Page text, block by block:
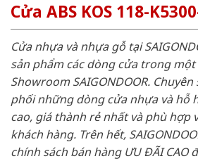
Cửa ABS KOS 118-
Cửa nhựa và nhựa gỗ tại
sản phẩm các dòng cửa trong
Showroom SAIGONDOOR.
phối những dòng cửa nhựa và hỗ
cao, giá thành rẻ nhất và phù hợp
khách hàng. Trên hết,
chính sách bán hàng ƯU ĐÃI CAO